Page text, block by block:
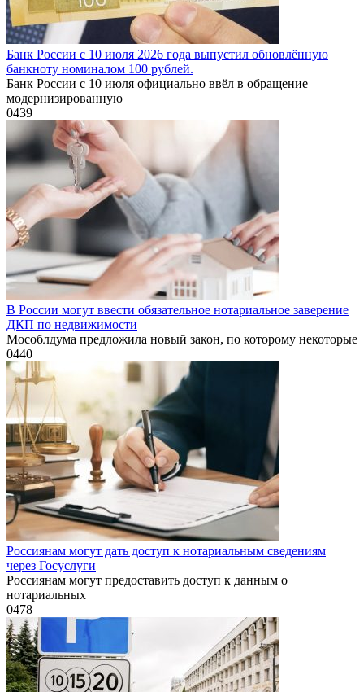
Банк России с 10 июля 2026 года выпустил обновлённую
банкноту номиналом 100 рублей.
Банк России с 10 июля официально ввёл в обращение
модернизированную
0439
В России могут ввести обязательное нотариальное заверение
ДКП по недвижимости
Мособлдума предложила новый закон, по которому некоторые
0440
Россиянам могут дать доступ к нотариальным сведениям
через Госуслуги
Россиянам могут предоставить доступ к данным о
нотариальных
0478